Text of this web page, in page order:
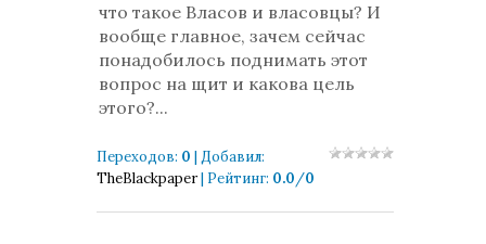
что такое Власов и власовцы? И
вообще главное, зачем сейчас
понадобилось поднимать этот
вопрос на щит и какова цель
этого?...
Переходов: 0 | Добавил:
TheBlackpaper| Рейтинг: 0.0/0